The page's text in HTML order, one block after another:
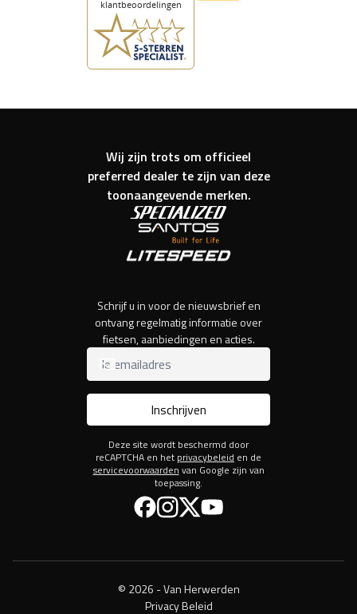
Wij zijn trots om officieel
preferred dealer te zijn van deze
toonaangevende merken.
Schrijf u in voor de nieuwsbrief en
ontvang regelmatig informatie over
fietsen, aanbiedingen en acties.
Inschrijven
Deze site wordt beschermd door
reCAPTCHA en het privacybeleid en de
servicevoorwaarden van Google zijn van
toepassing.
FacebookInstagram
TwitterYouTube
© 2026 - Van Herwerden
Privacy Beleid